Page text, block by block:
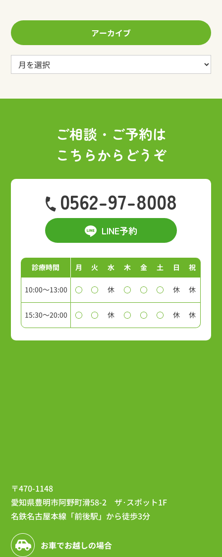
アーカイブ
ー
ご相談・ご予約は
こちらからどうぞ
0562-97-8008
LINE予約
診療時間 月 火 水 木 金 土 日 祝
10:00～13:00 休 休 休
15:30～20:00 休 休 休
〒470-1148
愛知県豊明市阿野町滑58-2 ザ･スポット1F
名鉄名古屋本線「前後駅」から徒歩3分
お車でお越しの場合